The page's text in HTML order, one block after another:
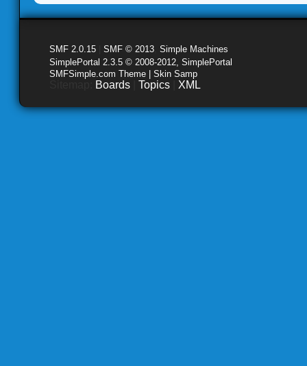
SMF 2.0.15 SMF © 2013 Simple Machines
SimplePortal 2.3.5 © 2008-2012, SimplePortal
SMFSimple.com Theme | Skin Samp
Boards Topics XML